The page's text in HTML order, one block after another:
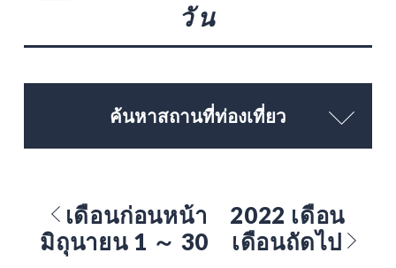
วัน
ค้นหาสถานที่ท่องเที่ยว
เดือนก่อนหน้า
2022 เดือน
มิถุนายน 1 ～ 30
เดือนถัดไป